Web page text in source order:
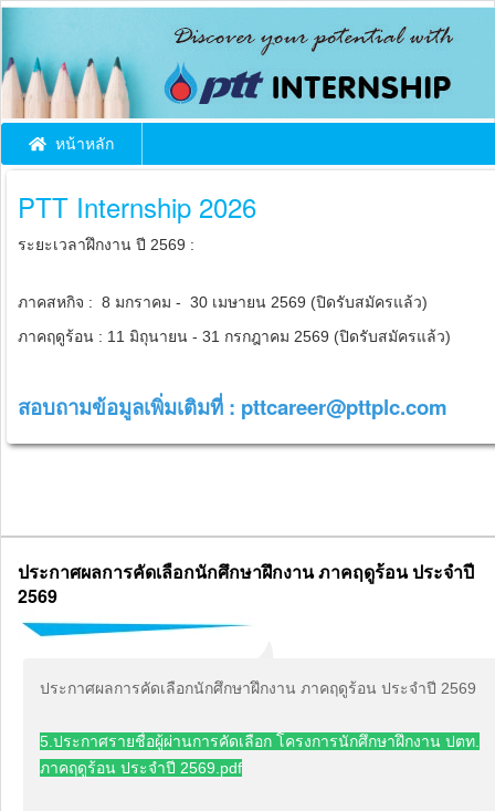
หน้าหลัก
PTT Internship 2026
ระยะเวลาฝึกงาน ปี 2569 :
ภาคสหกิจ : 8 มกราคม - 30 เมษายน 2569 (ปิดรับสมัครแล้ว)
ภาคฤดูร้อน : 11 มิถุนายน - 31 กรกฎาคม 2569 (ปิดรับสมัครแล้ว)
สอบถามข้อมูลเพิ่มเติมที่ : pttcareer@pttplc.com
ประกาศผลการคัดเลือกนักศึกษาฝึกงาน ภาคฤดูร้อน ประจำปี
2569
ประกาศผลการคัดเลือกนักศึกษาฝึกงาน ภาคฤดูร้อน ประจำปี 2569
5.ประกาศรายชื่อผู้ผ่านการคัดเลือก โครงการนักศึกษาฝึกงาน ปตท.
ภาคฤดูร้อน ประจำปี 2569.pdf